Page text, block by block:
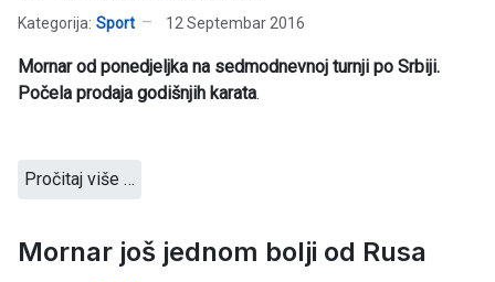
Kategorija: Sport 12 Septembar 2016
Mornar od ponedjeljka na sedmodnevnoj turnji po Srbiji.
Počela prodaja godišnjih karata.
Pročitaj više …
Mornar još jednom bolji od Rusa